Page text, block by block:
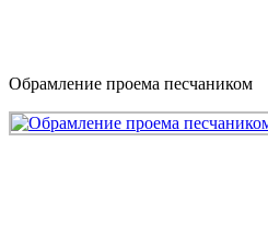
Обрамление проема песчаником